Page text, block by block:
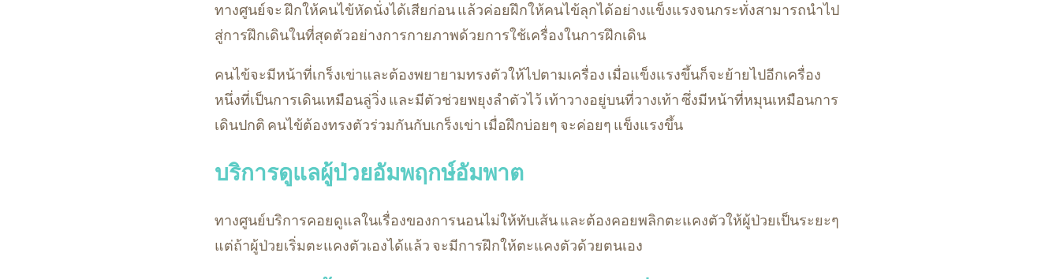
ทางศูนย์จะ ฝึกให้คนไข้หัดนั่งได้เสียก่อน แล้วค่อยฝึกให้คนไข้ลุกได้อย่างแข็งแรงจนกระทั่งสามารถนำไป
สู่การฝึกเดินในที่สุดตัวอย่างการกายภาพด้วยการใช้เครื่องในการฝึกเดิน
คนไข้จะมีหน้าที่เกร็งเข่าและต้องพยายามทรงตัวให้ไปตามเครื่อง เมื่อแข็งแรงขึ้นก็จะย้ายไปอีกเครื่อง
หนึ่งที่เป็นการเดินเหมือนลู่วิ่ง และมีตัวช่วยพยุงลำตัวไว้ เท้าวางอยู่บนที่วางเท้า ซึ่งมีหน้าที่หมุนเหมือนการ
เดินปกติ คนไข้ต้องทรงตัวร่วมกันกับเกร็งเข่า เมื่อฝึกบ่อยๆ จะค่อยๆ แข็งแรงขึ้น
บริการดูแลผู้ป่วยอัมพฤกษ์อัมพาต
ทางศูนย์บริการคอยดูแลในเรื่องของการนอนไม่ให้ทับเส้น และต้องคอยพลิกตะแคงตัวให้ผู้ป่วยเป็นระยะๆ
แต่ถ้าผู้ป่วยเริ่มตะแคงตัวเองได้แล้ว จะมีการฝึกให้ตะแคงตัวด้วยตนเอง